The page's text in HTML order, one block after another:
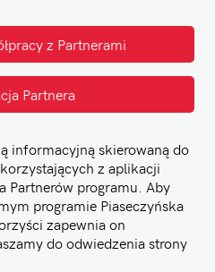
z Partnerami
Partnera
informacyjną skierowaną do
z aplikacji
Partnerów programu. Aby
programie Piaseczyńska
zapewnia on
do odwiedzenia strony